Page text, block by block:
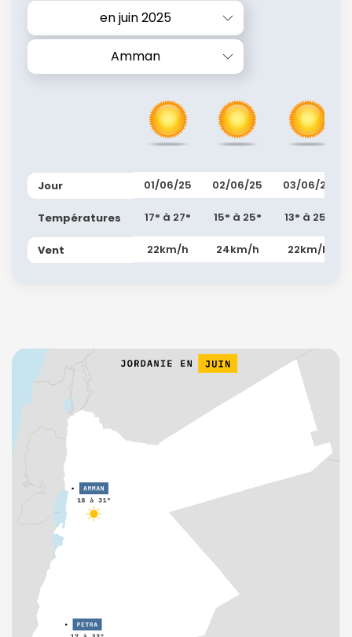
en juin 2025
Amman
Jour
Températures
Vent
01/06/25
17° à 27°
22km/h
02/06/25
15° à 25°
24km/h
03/06/25
13° à 25°
22km/h